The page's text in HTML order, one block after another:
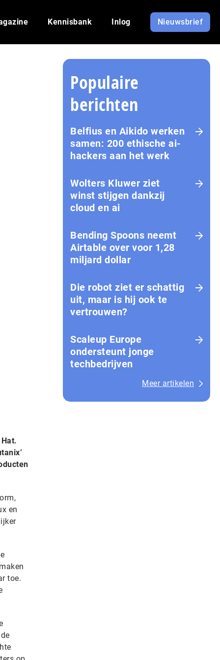
Kennisbank Inlog Nieuwsbrief
en
toe.
Populaire
berichten
Belfius en Aikido werken
samen: 200 ethische ai-
hackers aan het werk
Wolters Kluwer ziet
winst stijgen dankzij
cloud en ai
Bending Spoons neemt
Airtable over voor 1,28
miljard dollar
Die robot ziet er schattig
uit, maar is hij ook te
vertrouwen?
Scaleup Europe
ondersteunt jonge
techbedrijven
Meer artikelen